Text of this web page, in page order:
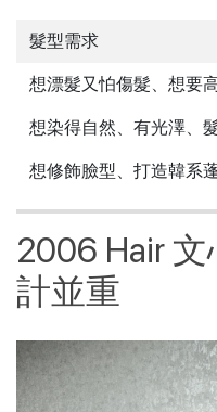
髮型需求
想漂髮又怕傷髮、想要
想染得自然、有光澤、
想修飾臉型、打造韓系
2006 Hair
計並重